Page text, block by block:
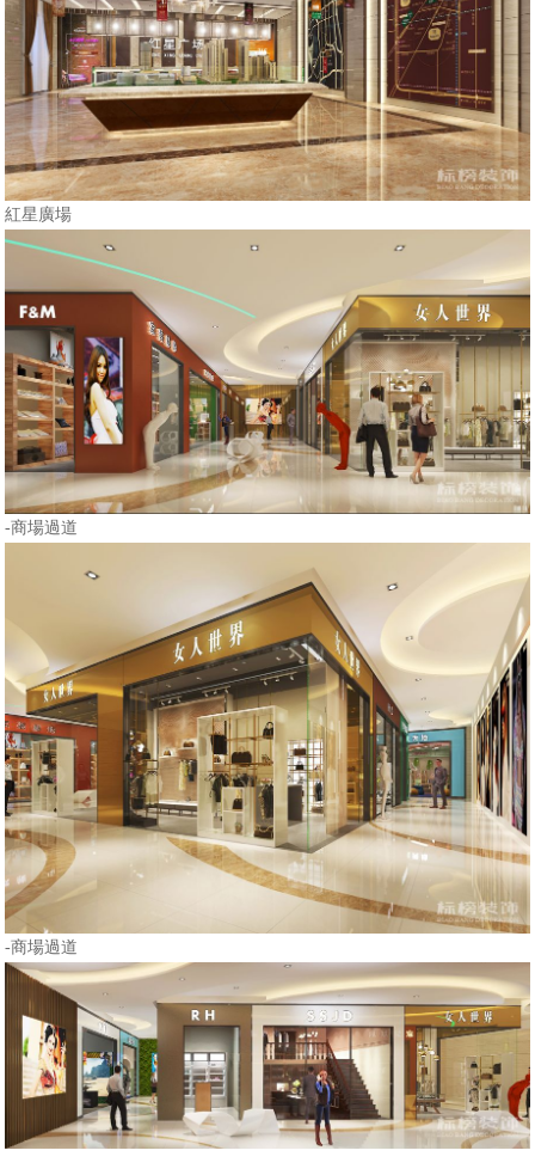
紅星廣場
-商場過道
-商場過道